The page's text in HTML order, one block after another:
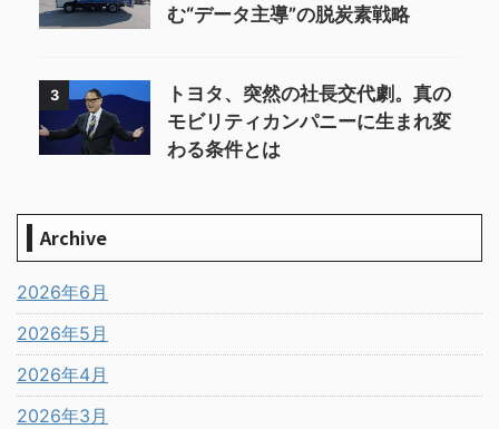
む“データ主導”の脱炭素戦略
3
トヨタ、突然の社長交代劇。真の
モビリティカンパニーに生まれ変
わる条件とは
Archive
2026年6月
2026年5月
2026年4月
2026年3月